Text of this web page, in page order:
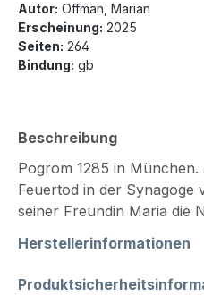
Autor: Offman, Marian
Erscheinung: 2025
Seiten: 264
Bindung: gb
Beschreibung
Pogrom 1285 in
Feuertod in der Synagoge
seiner Freundin Maria die
Herstellerinformationen